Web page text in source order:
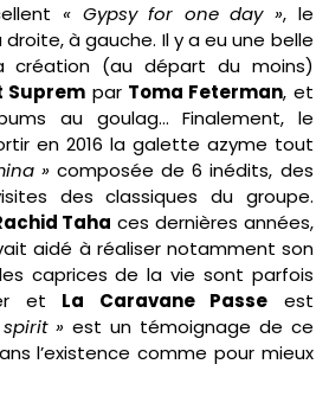
« Gypsy for one day », le
à gauche. Il y a eu une belle
création (au départ du moins)
Suprem par Toma Feterman, et
au goulag… Finalement, le
en 2016 la galette azyme tout
»composée de 6 inédits, des
des classiques du groupe.
Taha ces dernières années,
aidé à réaliser notamment son
caprices de la vie sont parfois
et La Caravane Passe est
» est un témoignage de ce
l’existence comme pour mieux